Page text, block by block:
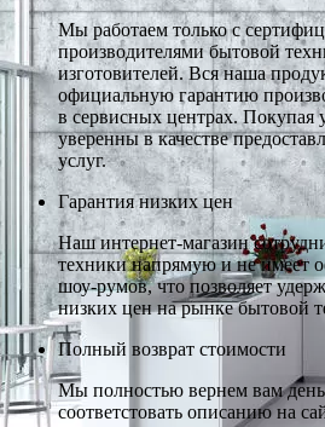
Мы работаем только с
производителями бытовой
изготовителей. Вся наша
официальную гарантию
в сервисных центрах. Покупая
уверенны в качестве
услуг.
Гарантия низких цен
Наш интернет-магазин
техники напрямую и не имеет
шоу-румов, что позволяет
низких цен на рынке бытовой
Полный возврат стоимости
Мы полностью вернем вам
соответстовать описанию на